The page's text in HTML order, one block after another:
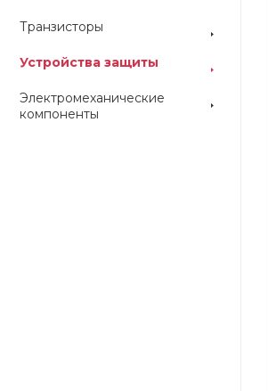
Транзисторы
Устройства защиты
Электромеханические
компоненты